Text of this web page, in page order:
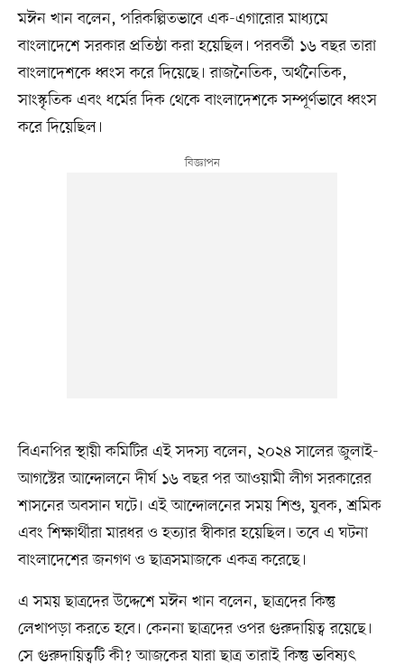
মঈন খান বলেন, পরিকল্পিতভাবে এক-এগারোর মাধ্যমে
বাংলাদেশে সরকার প্রতিষ্ঠা করা হয়েছিল। পরবর্তী ১৬ বছর তারা
বাংলাদেশকে ধ্বংস করে দিয়েছে। রাজনৈতিক, অর্থনৈতিক,
সাংস্কৃতিক এবং ধর্মের দিক থেকে বাংলাদেশকে সম্পূর্ণভাবে ধ্বংস
করে দিয়েছিল।
বিএনপির স্থায়ী কমিটির এই সদস্য বলেন, ২০২৪ সালের জুলাই-
আগস্টের আন্দোলনে দীর্ঘ ১৬ বছর পর আওয়ামী লীগ সরকারের
শাসনের অবসান ঘটে। এই আন্দোলনের সময় শিশু, যুবক, শ্রমিক
এবং শিক্ষার্থীরা মারধর ও হত্যার স্বীকার হয়েছিল। তবে এ ঘটনা
বাংলাদেশের জনগণ ও ছাত্রসমাজকে একত্র করেছে।
এ সময় ছাত্রদের উদ্দেশে মঈন খান বলেন, ছাত্রদের কিন্তু
লেখাপড়া করতে হবে। কেননা ছাত্রদের ওপর গুরুদায়িত্ব রয়েছে।
সে গুরুদায়িত্বটি কী? আজকের যারা ছাত্র তারাই কিন্তু ভবিষ্যৎ